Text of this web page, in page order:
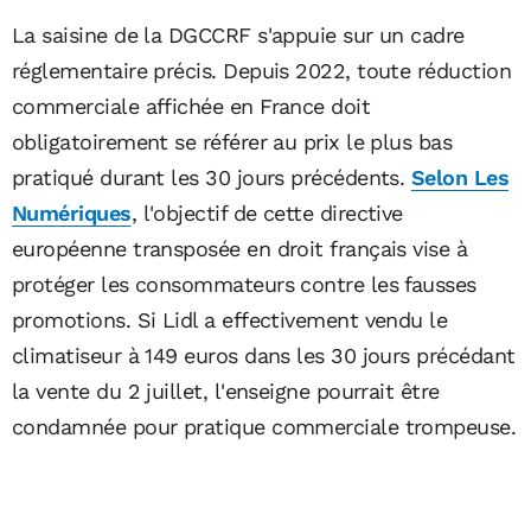
La saisine de la DGCCRF s'appuie sur un cadre
réglementaire précis. Depuis 2022, toute réduction
commerciale affichée en France doit
obligatoirement se référer au prix le plus bas
pratiqué durant les 30 jours précédents. Selon Les
Numériques, l'objectif de cette directive
européenne transposée en droit français vise à
protéger les consommateurs contre les fausses
promotions. Si Lidl a effectivement vendu le
climatiseur à 149 euros dans les 30 jours précédant
la vente du 2 juillet, l'enseigne pourrait être
condamnée pour pratique commerciale trompeuse.